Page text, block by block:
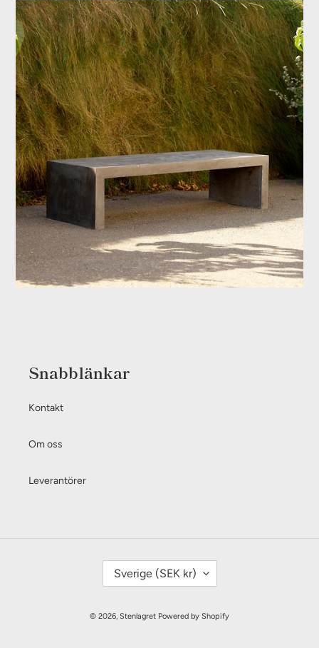
Snabblänkar
Kontakt
Om oss
Leverantörer
L
A
N
Sverige (SEK kr)
© 2026, Stenlagret Powered by Shopify